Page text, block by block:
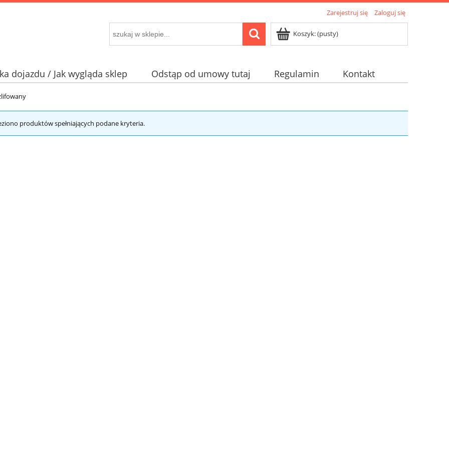
Zarejestruj się Zaloguj się
Koszyk:(pusty)
dojazdu / Jak wygląda sklep Odstąp od umowy tutaj Regulamin Kontakt
produktów spełniających podane kryteria.